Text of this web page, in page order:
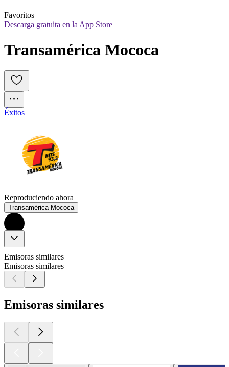
Favoritos
Descarga gratuita en la App Store
Transamérica Mococa
Éxitos
Reproduciendo ahora
Transamérica Mococa
Emisoras similares
Emisoras similares
Emisoras similares